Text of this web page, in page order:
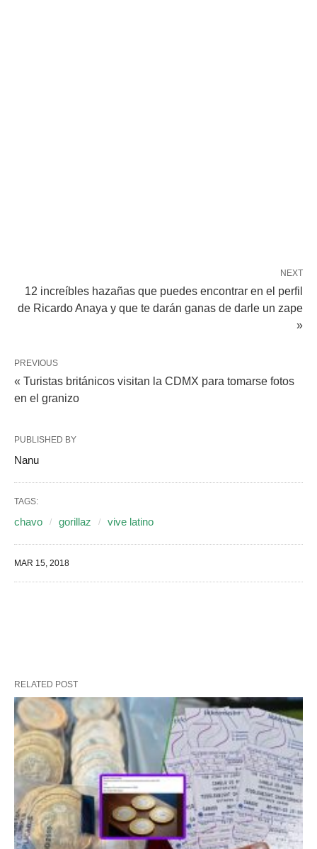
NEXT
12 increíbles hazañas que puedes encontrar en el perfil
de Ricardo Anaya y que te darán ganas de darle un zape
»
PREVIOUS
« Turistas británicos visitan la CDMX para tomarse fotos
en el granizo
PUBLISHED BY
Nanu
TAGS:
chavo gorillaz vive latino
MAR 15, 2018
RELATED POST